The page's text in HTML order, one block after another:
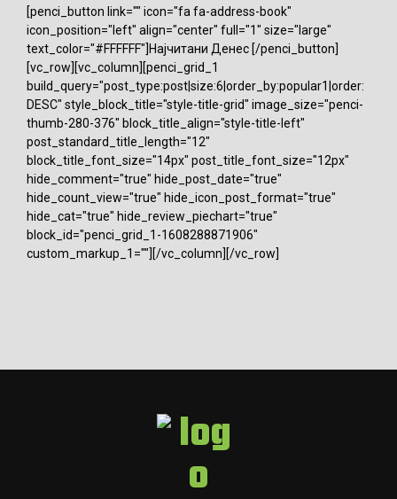
[penci_button link="" icon="fa fa-address-book"
icon_position="left" align="center" full="1" size="large"
text_color="#FFFFFF"]Најчитани Денес [/penci_button]
[vc_row][vc_column][penci_grid_1
build_query="post_type:post|size:6|order_by:popular1|order:
DESC" style_block_title="style-title-grid" image_size="penci-
thumb-280-376" block_title_align="style-title-left"
post_standard_title_length="12"
block_title_font_size="14px" post_title_font_size="12px"
hide_comment="true" hide_post_date="true"
hide_count_view="true" hide_icon_post_format="true"
hide_cat="true" hide_review_piechart="true"
block_id="penci_grid_1-1608288871906"
custom_markup_1=""][/vc_column][/vc_row]